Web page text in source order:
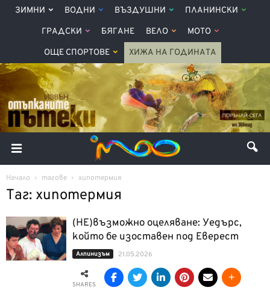
ЗИМНИ ВОДНИ ВЪЗДУШНИ ПЛАНИНСКИ
ГРАДСКИ БЯГАНЕ ВЕЛО МОТО
ОЩЕ СПОРТОВЕ ХИЖА НА ГОДИНАТА
Начало тагове хипотермия
Таг: хипотермия
(НЕ)възможно оцеляване: Уедърс,
който бе изоставен под Еверест
Алпинизъм 21.05.2026
SHARES